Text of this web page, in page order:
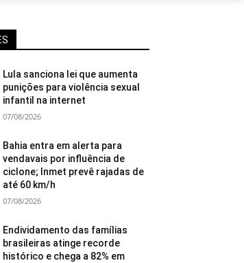
Lula sanciona lei que aumenta
punições para violência sexual
infantil na internet
07/08/2026
Bahia entra em alerta para
vendavais por influência de
ciclone; Inmet prevê rajadas de
até 60 km/h
07/08/2026
Endividamento das famílias
brasileiras atinge recorde
histórico e chega a 82% em